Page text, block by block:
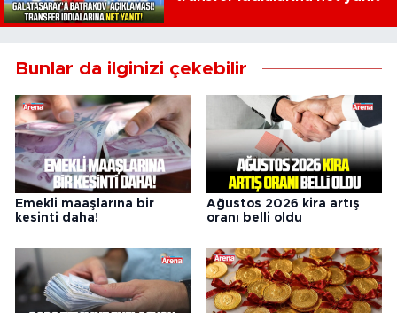
Bunlar da ilginizi çekebilir
Emekli maaşlarına bir
kesinti daha!
Ağustos 2026 kira artış
oranı belli oldu